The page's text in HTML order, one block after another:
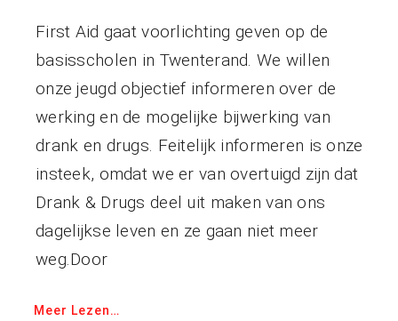
First Aid gaat voorlichting geven op de
basisscholen in Twenterand. We willen
onze jeugd objectief informeren over de
werking en de mogelijke bijwerking van
drank en drugs. Feitelijk informeren is onze
insteek, omdat we er van overtuigd zijn dat
Drank & Drugs deel uit maken van ons
dagelijkse leven en ze gaan niet meer
weg.Door
Meer Lezen…